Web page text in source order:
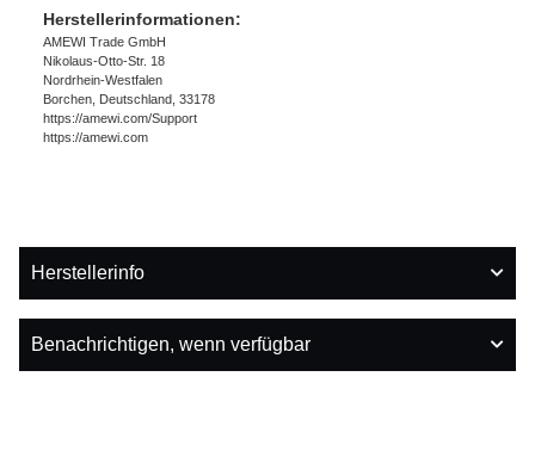
Herstellerinformationen:
AMEWI Trade GmbH
Nikolaus-Otto-Str. 18
Nordrhein-Westfalen
Borchen, Deutschland, 33178
https://amewi.com/Support
https://amewi.com
Herstellerinfo
Benachrichtigen, wenn verfügbar